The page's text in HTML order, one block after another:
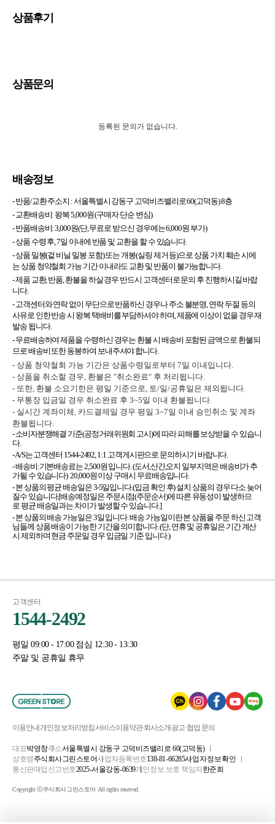
상품후기
상품문의
등록된 문의가 없습니다.
배송정보
- 반품/교환 주소지 :서울특별시 강동구 고덕비즈밸리로 60(고덕동) 8층
- 교환배송비: 왕복 5,000원 (구매자 단순 변심)
- 반품배송비: 3,000원(단, 무료로 받으신 경우에는 6,000원 부가)
- 상품 수령 후, 7일 이내에 반품 및 교환을 할 수 있습니다.
- 상품 밀봉(겉 비닐 밀봉 포함) 또는 개봉(실링 제거 등)으로 상품 가치 훼손 시에
는 상품 청약철회 가능 기간 이내라도 교환 및 반품이 불가능합니다.
- 제품 교환, 반품, 환불을 하실 경우 반드시 고객센터로 문의 후 진행하시길 바랍
니다.
- 고객센터와 연락 없이 무단으로 반품하신 경우나 주소 불분명, 연락 두절 등의
사유로 인한 반송 시 왕복 택배비를 부담하셔야 하며, 제품에 이상이 없을 경우 재
발송 됩니다.
- 무료배송하여 제품을 수령하신 경우는 환불 시 배송비 포함된 금액으로 환불되
므로 배송비 또한 동봉하여 보내주셔야 합니다.
- 상품 청약철회 가능 기간은 상품수령일로부터 7일 이내입니다.
- 상품을 취소할 경우, 환불은 "취소완료" 후 처리됩니다.
- 또한, 환불 소요기한은 평일 기준으로, 토/일/공휴일은 제외됩니다.
- 무통장 입금일 경우 취소완료 후 3~5일 이내 환불됩니다.
- 실시간 계좌이체, 카드결제일 경우 평일 3~7일 이내 승인취소 및 계좌
환불됩니다.
- 소비자분쟁해결 기준(공정거래위원회 고시)에 따라 피해를 보상받을 수 있습니
다.
- A/S는 고객센터 1544-2492, 1:1 고객게시판으로 문의하시기 바랍니다.
- 배송비:기본배송료는 2,500원 입니다. (도서,산간,오지 일부지역은 배송비가 추
가될 수 있습니다) 20,000원 이상 구매시 무료배송입니다.
- 본 상품의 평균 배송일은 3-5일입니다.(입금 확인 후) 설치 상품의 경우 다소 늦어
질수 있습니다.[배송예정일은 주문시점(주문순서)에 따른 유동성이 발생하므
로 평균 배송일과는 차이가 발생할 수 있습니다.]
- 본 상품의 배송 가능일은 3일 입니다. 배송 가능일이란 본 상품을 주문 하신 고객
님들께 상품 배송이 가능한 기간을 의미합니다. (단, 연휴 및 공휴일은 기간 계산
시 제외하며 현금 주문일 경우 입금일 기준 입니다.)
고객센터
1544-2492
평일 09:00 - 17:00 점심 12:30 - 13:30
주말 및 공휴일 휴무
이용안내개인정보처리방침 서비스이용약관회사소개광고·협업 문의
대표박영창주소서울특별시 강동구 고덕비즈밸리로 60(고덕동)
상호명 주식회사그린스토어사업자등록번호138-81-66285사업자정보확인
통신판매업신고번호2025-서울강동-0639개인정보 보호 책임자한준희
Copyright ⓒ주식회사그린스토어 All rights reserved.